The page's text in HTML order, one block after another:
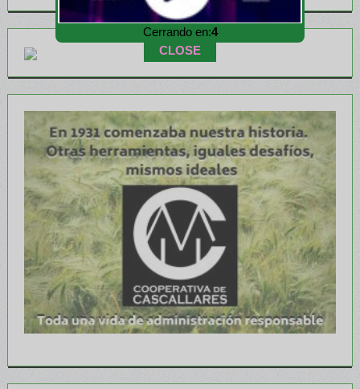
Cerrando en:3
CLOSE